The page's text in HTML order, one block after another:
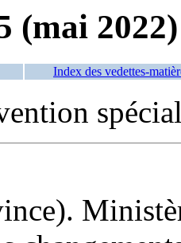
(mai 2022)
Index des vedettes-